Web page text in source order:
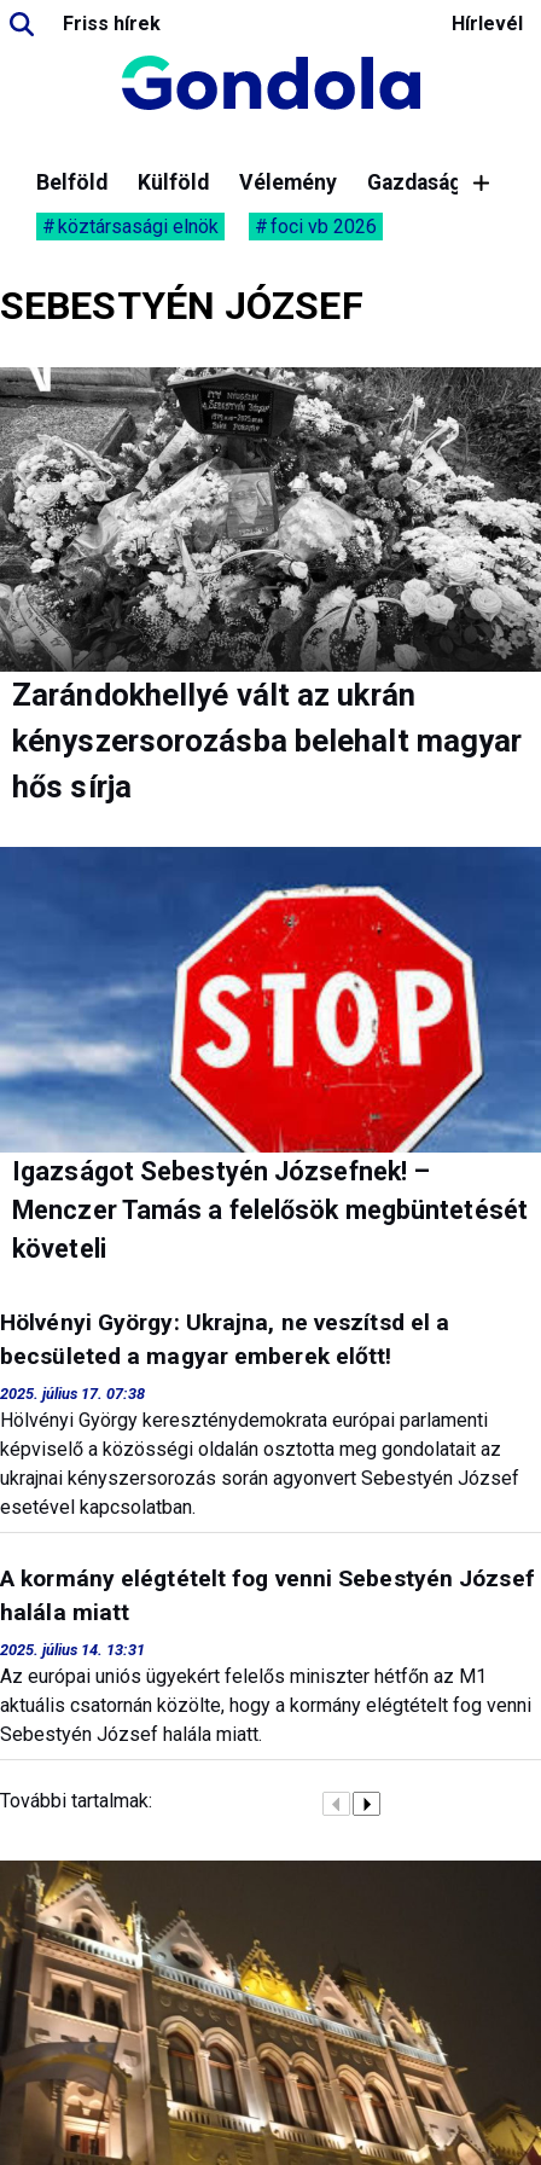
Friss hírek Hírlevél
Belföld Külföld Vélemény Gazdaság
köztársasági elnök foci vb 2026
SEBESTYÉN JÓZSEF
Zarándokhellyé vált az ukrán
kényszersorozásba belehalt magyar
hős sírja
Igazságot Sebestyén Józsefnek! –
Menczer Tamás a felelősök megbüntetését
követeli
Hölvényi György: Ukrajna, ne veszítsd el a
becsületed a magyar emberek előtt!
2025. július 17. 07:38
Hölvényi György kereszténydemokrata európai parlamenti
képviselő a közösségi oldalán osztotta meg gondolatait az
ukrajnai kényszersorozás során agyonvert Sebestyén József
esetével kapcsolatban.
A kormány elégtételt fog venni Sebestyén József
halála miatt
2025. július 14. 13:31
Az európai uniós ügyekért felelős miniszter hétfőn az M1
aktuális csatornán közölte, hogy a kormány elégtételt fog venni
Sebestyén József halála miatt.
További tartalmak: